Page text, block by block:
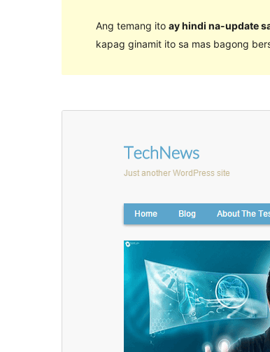
Ang temang ito ay hindi na-update
kapag ginamit ito sa mas bagong